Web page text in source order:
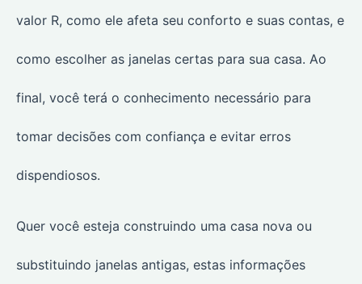
valor R, como ele afeta seu conforto e suas contas, e
como escolher as janelas certas para sua casa. Ao
final, você terá o conhecimento necessário para
tomar decisões com confiança e evitar erros
dispendiosos.
Quer você esteja construindo uma casa nova ou
substituindo janelas antigas, estas informações